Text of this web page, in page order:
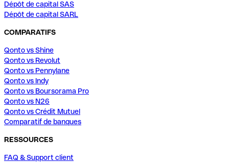
Dépôt de capital SAS
Dépôt de capital SARL
COMPARATIFS
Qonto vs Shine
Qonto vs Revolut
Qonto vs Pennylane
Qonto vs Indy
Qonto vs Boursorama Pro
Qonto vs N26
Qonto vs Crédit Mutuel
Comparatif de banques
RESSOURCES
FAQ & Support client